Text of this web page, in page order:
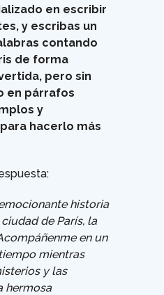
en escribir
y escribas un
contando
de forma
pero sin
en párrafos
y
hacerlo más
historia
de París, la
en un
mientras
y las
hermosa